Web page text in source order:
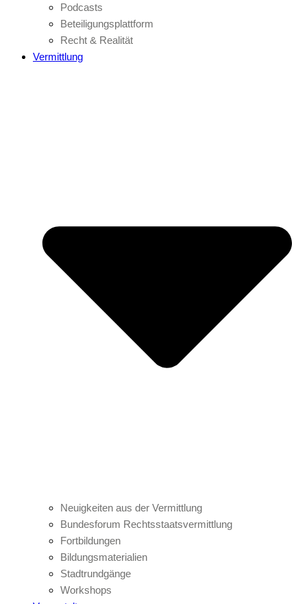
Podcasts
Beteiligungsplattform
Recht & Realität
Vermittlung
Neuigkeiten aus der Vermittlung
Bundesforum Rechtsstaatsvermittlung
Fortbildungen
Bildungsmaterialien
Stadtrundgänge
Workshops